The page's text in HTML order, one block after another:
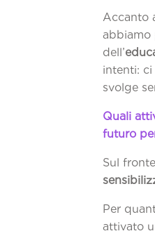
Accanto
abbiamo
dell’
intenti:
svolge
Quali
futuro
Sul
Per
attivato